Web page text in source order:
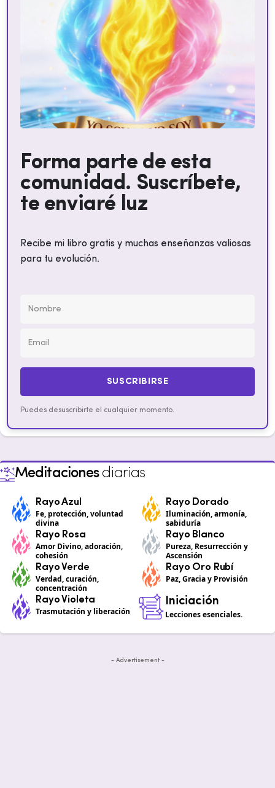
Forma parte de esta
comunidad. Suscríbete,
te enviaré luz
Recibe mi libro gratis y muchas enseñanzas valiosas
para tu evolución.
SUSCRIBIRSE
Puedes desuscribirte el cualquier momento.
Meditacionesdiarias
Rayo Azul
Fe, protección, voluntad
divina
Rayo Dorado
Iluminación, armonía,
sabiduría
Rayo Rosa
Amor Divino, adoración,
cohesión
Rayo Blanco
Pureza, Resurrección y
Ascensión
Rayo Verde
Verdad, curación,
concentración
Rayo Oro Rubí
Paz, Gracia y Provisión
Rayo Violeta
Trasmutación y liberación
Iniciación
Lecciones esenciales.
- Advertisement -